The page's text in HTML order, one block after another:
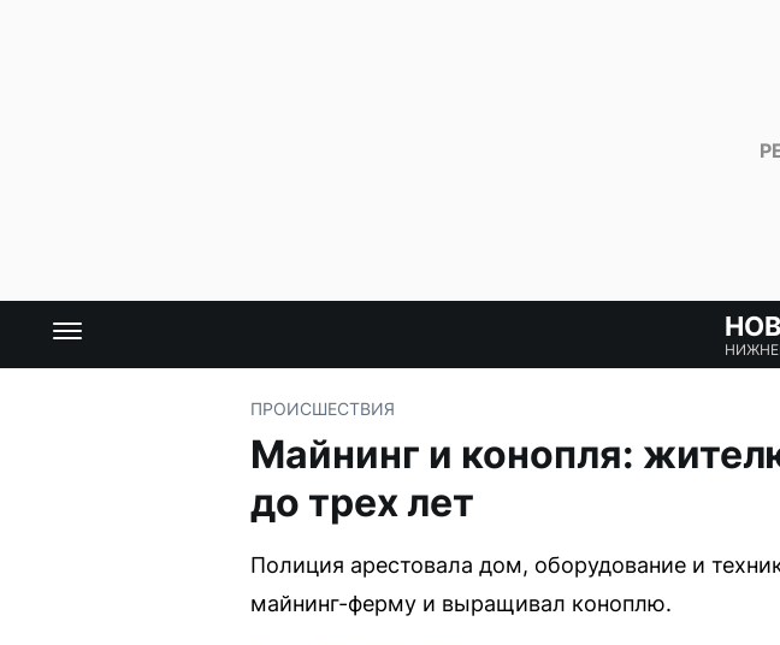
ПРОИСШЕСТВИЯ
Майнинг и конопля:
до трех лет
Полиция арестовала дом, оборудование и
майнинг-ферму и выращивал коноплю.